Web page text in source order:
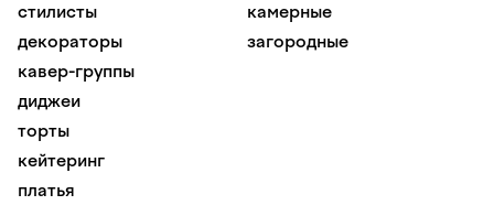
стилисты
декораторы
кавер-группы
диджеи
торты
кейтеринг
платья
камерные
загородные